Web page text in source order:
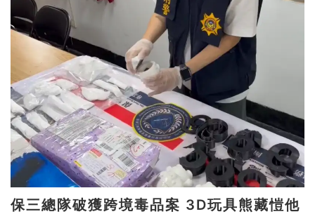
保三總隊破獲跨境毒品案 3D玩具熊藏愷他